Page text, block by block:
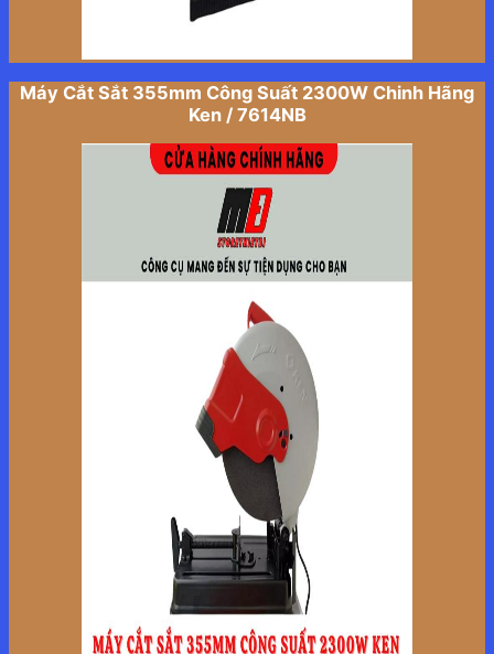
Máy Cắt Sắt 355mm Công Suất 2300W Chinh Hãng
Ken / 7614NB